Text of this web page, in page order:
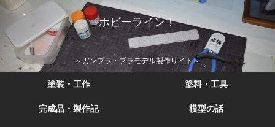
ホビーライン！
～ガンプラ・プラモデル製作サイト～
塗装・工作 塗料・工具
完成品・製作記 模型の話